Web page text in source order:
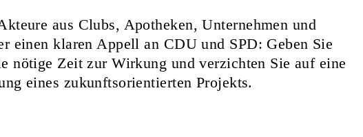
aus Clubs, Apotheken, Unternehmen und
einen klaren Appell an CDU und SPD: Geben Sie
nötige Zeit zur Wirkung und verzichten Sie auf eine
eines zukunftsorientierten Projekts.